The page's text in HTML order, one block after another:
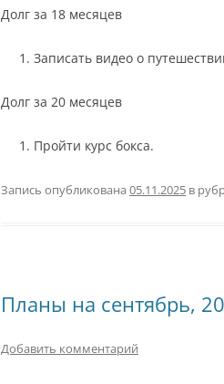
Долг за 18 месяцев
Записать видео о
Долг за 20 месяцев
Пройти курс бокса.
Запись опубликована 05.11.2025 в
Планы на сентябрь,
Добавить комментарий